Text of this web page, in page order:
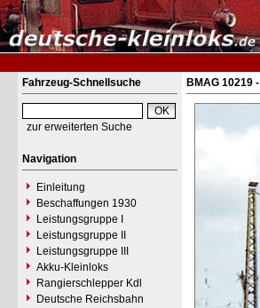
Fahrzeug-Schnellsuche
zur erweiterten Suche
Navigation
Einleitung
Beschaffungen 1930
Leistungsgruppe I
Leistungsgruppe II
Leistungsgruppe III
Akku-Kleinloks
Rangierschlepper Kdl
Deutsche Reichsbahn
BMAG 10219